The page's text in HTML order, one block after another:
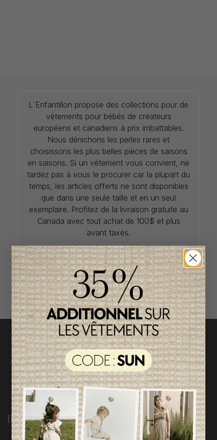
L`Enfantillon propose des collections pour de
vêtements pour bébés de créateurs
européens et canadiens à prix imbattables.
Nous dénichons les perles rares et
choisissons les plus belles pièces de saisons
en saisons. Si un vêtement vous convient, ne
tardez pas à vous le procurer car la plupart du
temps, les articles offerts ne sont disponibles
que dans une seule taille et en un seul
exemplaire. Profitez de la livraison gratuite au
Canada avec tout achat de 100$ et plus
avant taxes.
ACCÈS RAPIDE
magasinez par catégorie
INFORMATIONS